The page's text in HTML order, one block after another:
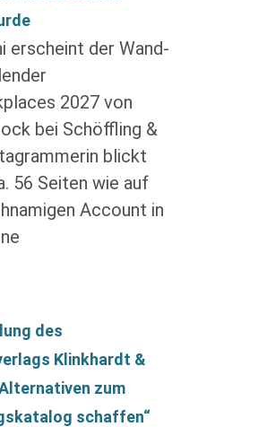
erscheint der Wand-
2027 von
bei Schöffling &
blickt
56 Seiten wie auf
Account in
des
Klinkhardt &
zum
schaffen“